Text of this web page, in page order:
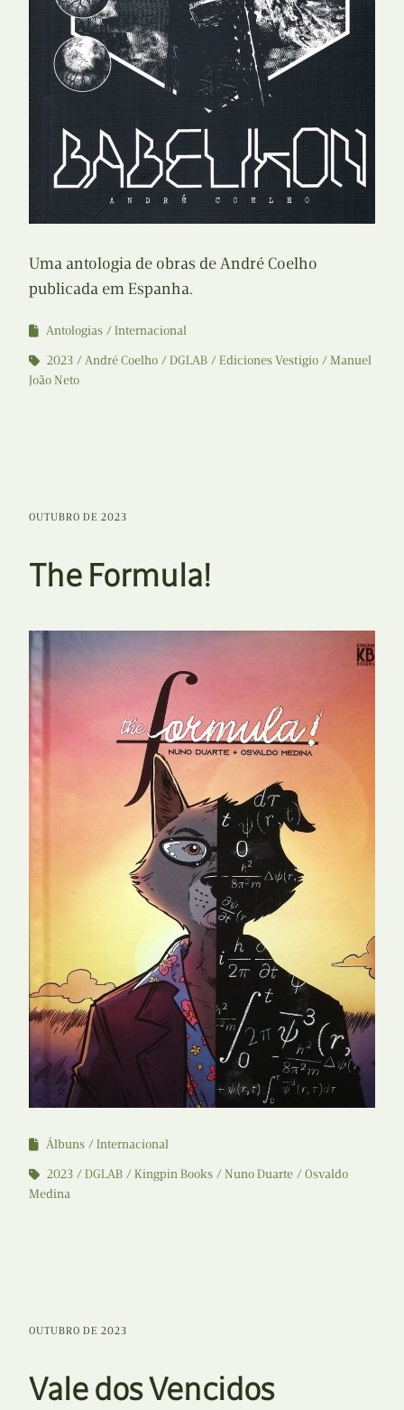
Uma antologia de obras de André Coelho
publicada em Espanha.
Antologias
Internacional
2023
André Coelho DGLAB Ediciones Vestigio
Manuel
João Neto
OUTUBRO DE 2023
The Formula!
Álbuns
Internacional
2023
DGLAB Kingpin Books Nuno Duarte
Osvaldo
Medina
OUTUBRO DE 2023
Vale dos Vencidos